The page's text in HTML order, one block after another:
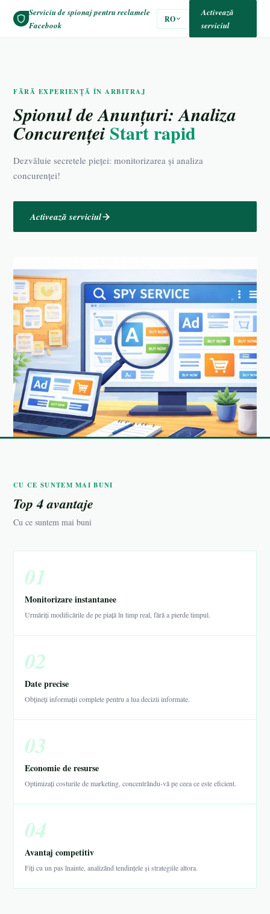
Serviciu de spionaj pentru reclamele
Facebook
RO
Activează
serviciul
FĂRĂ EXPERIENȚĂ ÎN ARBITRAJ
Spionul de Anunțuri: Analiza
Concurenței Start rapid
Dezvăluie secretele pieței: monitorizarea și analiza
concurenței!
Activează serviciul
CU CE SUNTEM MAI BUNI
Top 4 avantaje
Cu ce suntem mai buni
01
Monitorizare instantanee
Urmăriți modificările de pe piață în timp real, fără a pierde timpul.
02
Date precise
Obțineți informații complete pentru a lua decizii informate.
03
Economie de resurse
Optimizați costurile de marketing, concentrându-vă pe ceea ce este eficient.
04
Avantaj competitiv
Fiți cu un pas înainte, analizând tendințele și strategiile altora.